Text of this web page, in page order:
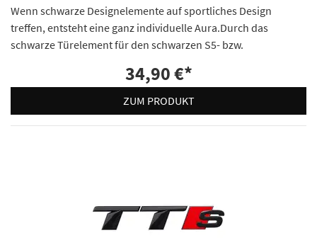
Wenn schwarze Designelemente auf sportliches Design
treffen, entsteht eine ganz individuelle Aura.Durch das
schwarze Türelement für den schwarzen S5- bzw.
34,90 €*
ZUM PRODUKT